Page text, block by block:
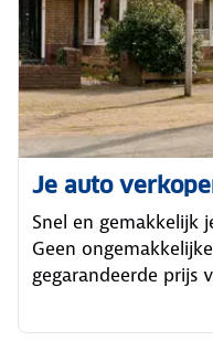
Je auto
Snel en gemakkelijk
Geen
gegarandeerde prijs